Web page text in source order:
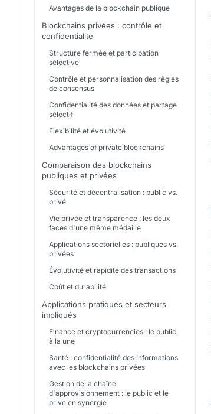
Avantages de la blockchain publique
Blockchains privées : contrôle et
confidentialité
Structure fermée et participation
sélective
Contrôle et personnalisation des règles
de consensus
Confidentialité des données et partage
sélectif
Flexibilité et évolutivité
Advantages of private blockchains
Comparaison des blockchains
publiques et privées
Sécurité et décentralisation : public vs.
privé
Vie privée et transparence : les deux
faces d'une même médaille
Applications sectorielles : publiques vs.
privées
Évolutivité et rapidité des transactions
Coût et durabilité
Applications pratiques et secteurs
impliqués
Finance et cryptocurrencies : le public
à la une
Santé : confidentialité des informations
avec les blockchains privées
Gestion de la chaîne
d'approvisionnement : le public et le
privé en synergie